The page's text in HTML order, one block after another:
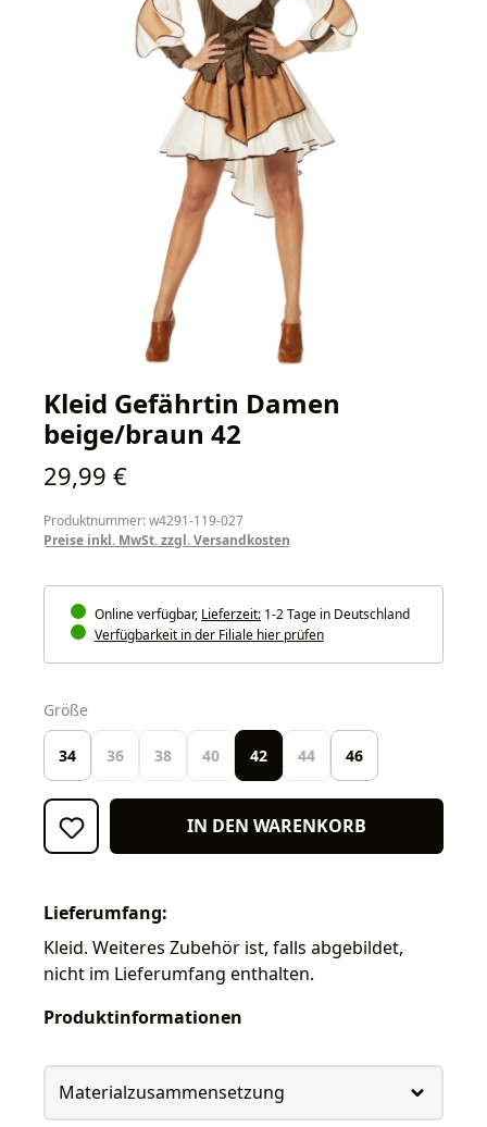
Kleid Gefährtin Damen
beige/braun 42
Regulärer Preis:
29,99 €
Produktnummer: w4291-119-027
Preise inkl. MwSt. zzgl. Versandkosten
Online verfügbar, Lieferzeit: 1-2 Tage in Deutschland
Verfügbarkeit in der Filiale hier prüfen
Größe
34 36 38 40 42 44 46
IN DEN WARENKORB
Lieferumfang:
Kleid. Weiteres Zubehör ist, falls abgebildet,
nicht im Lieferumfang enthalten.
Produktinformationen
Materialzusammensetzung